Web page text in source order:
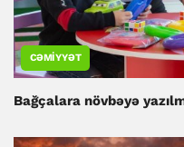
CƏMIYYƏT
Bağçalara növbəyə